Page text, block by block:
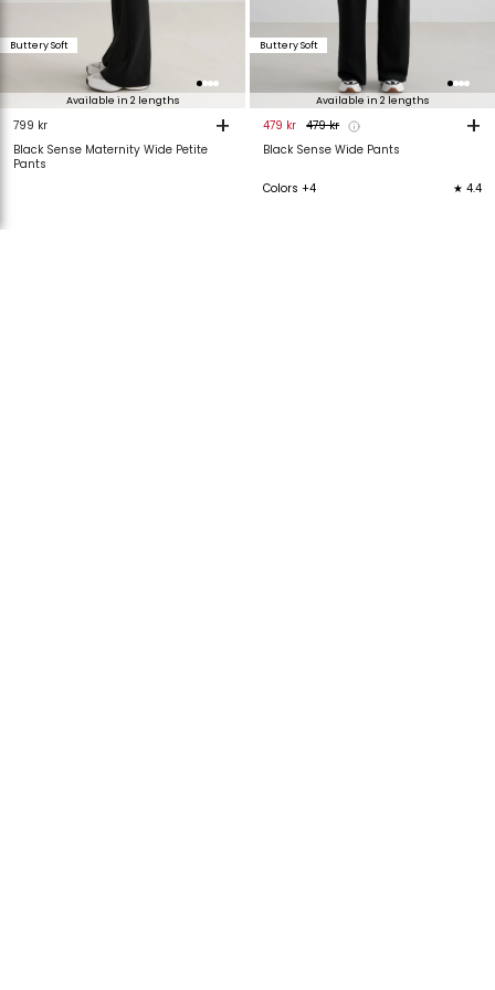
Available in 2 lengths
Buttery Soft
Black Sense Maternity Wide Petite
Pants
799 kr +
Available in 2 lengths
Buttery Soft
Black Sense Wide Pants
479 kr 479 kr +
Colors +4 ★ 4.4